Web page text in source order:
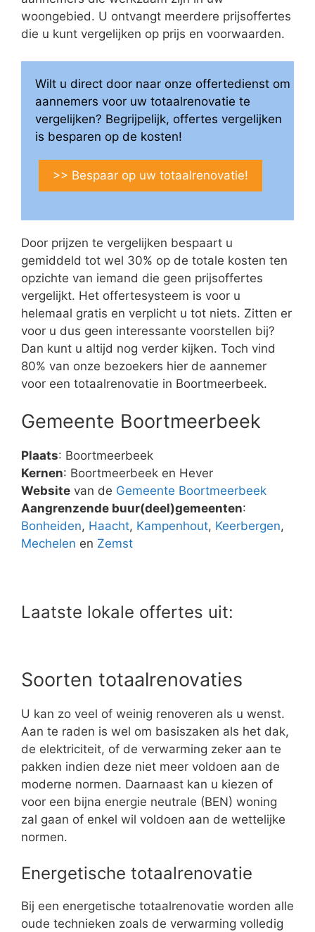
woongebied. U ontvangt meerdere prijsoffertes
die u kunt vergelijken op prijs en voorwaarden.
Wilt u direct door naar onze offertedienst om
aannemers voor uw totaalrenovatie te
vergelijken? Begrijpelijk, offertes vergelijken
is besparen op de kosten!
>> Bespaar op uw totaalrenovatie!
Door prijzen te vergelijken bespaart u
gemiddeld tot wel 30% op de totale kosten ten
opzichte van iemand die geen prijsoffertes
vergelijkt. Het offertesysteem is voor u
helemaal gratis en verplicht u tot niets. Zitten er
voor u dus geen interessante voorstellen bij?
Dan kunt u altijd nog verder kijken. Toch vind
80% van onze bezoekers hier de aannemer
voor een totaalrenovatie in Boortmeerbeek.
Gemeente Boortmeerbeek
Plaats: Boortmeerbeek
Kernen: Boortmeerbeek en Hever
Website van de Gemeente Boortmeerbeek
Aangrenzende buur(deel)gemeenten:
Bonheiden, Haacht, Kampenhout, Keerbergen,
Mechelen en Zemst
Laatste lokale offertes uit:
Soorten totaalrenovaties
U kan zo veel of weinig renoveren als u wenst.
Aan te raden is wel om basiszaken als het dak,
de elektriciteit, of de verwarming zeker aan te
pakken indien deze niet meer voldoen aan de
moderne normen. Daarnaast kan u kiezen of
voor een bijna energie neutrale (BEN) woning
zal gaan of enkel wil voldoen aan de wettelijke
normen.
Energetische totaalrenovatie
Bij een energetische totaalrenovatie worden alle
oude technieken zoals de verwarming volledig